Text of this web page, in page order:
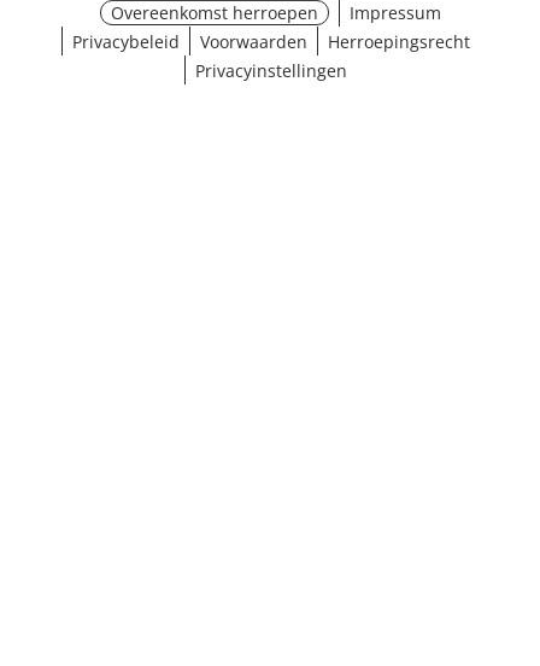
Overeenkomst herroepen
Impressum
Privacybeleid
Voorwaarden
Herroepingsrecht
Privacyinstellingen